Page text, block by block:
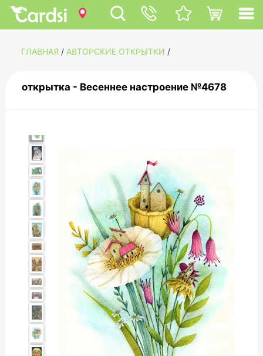
ГЛАВНАЯ / АВТОРСКИЕ ОТКРЫТКИ /
открытка - Весеннее настроение №4678